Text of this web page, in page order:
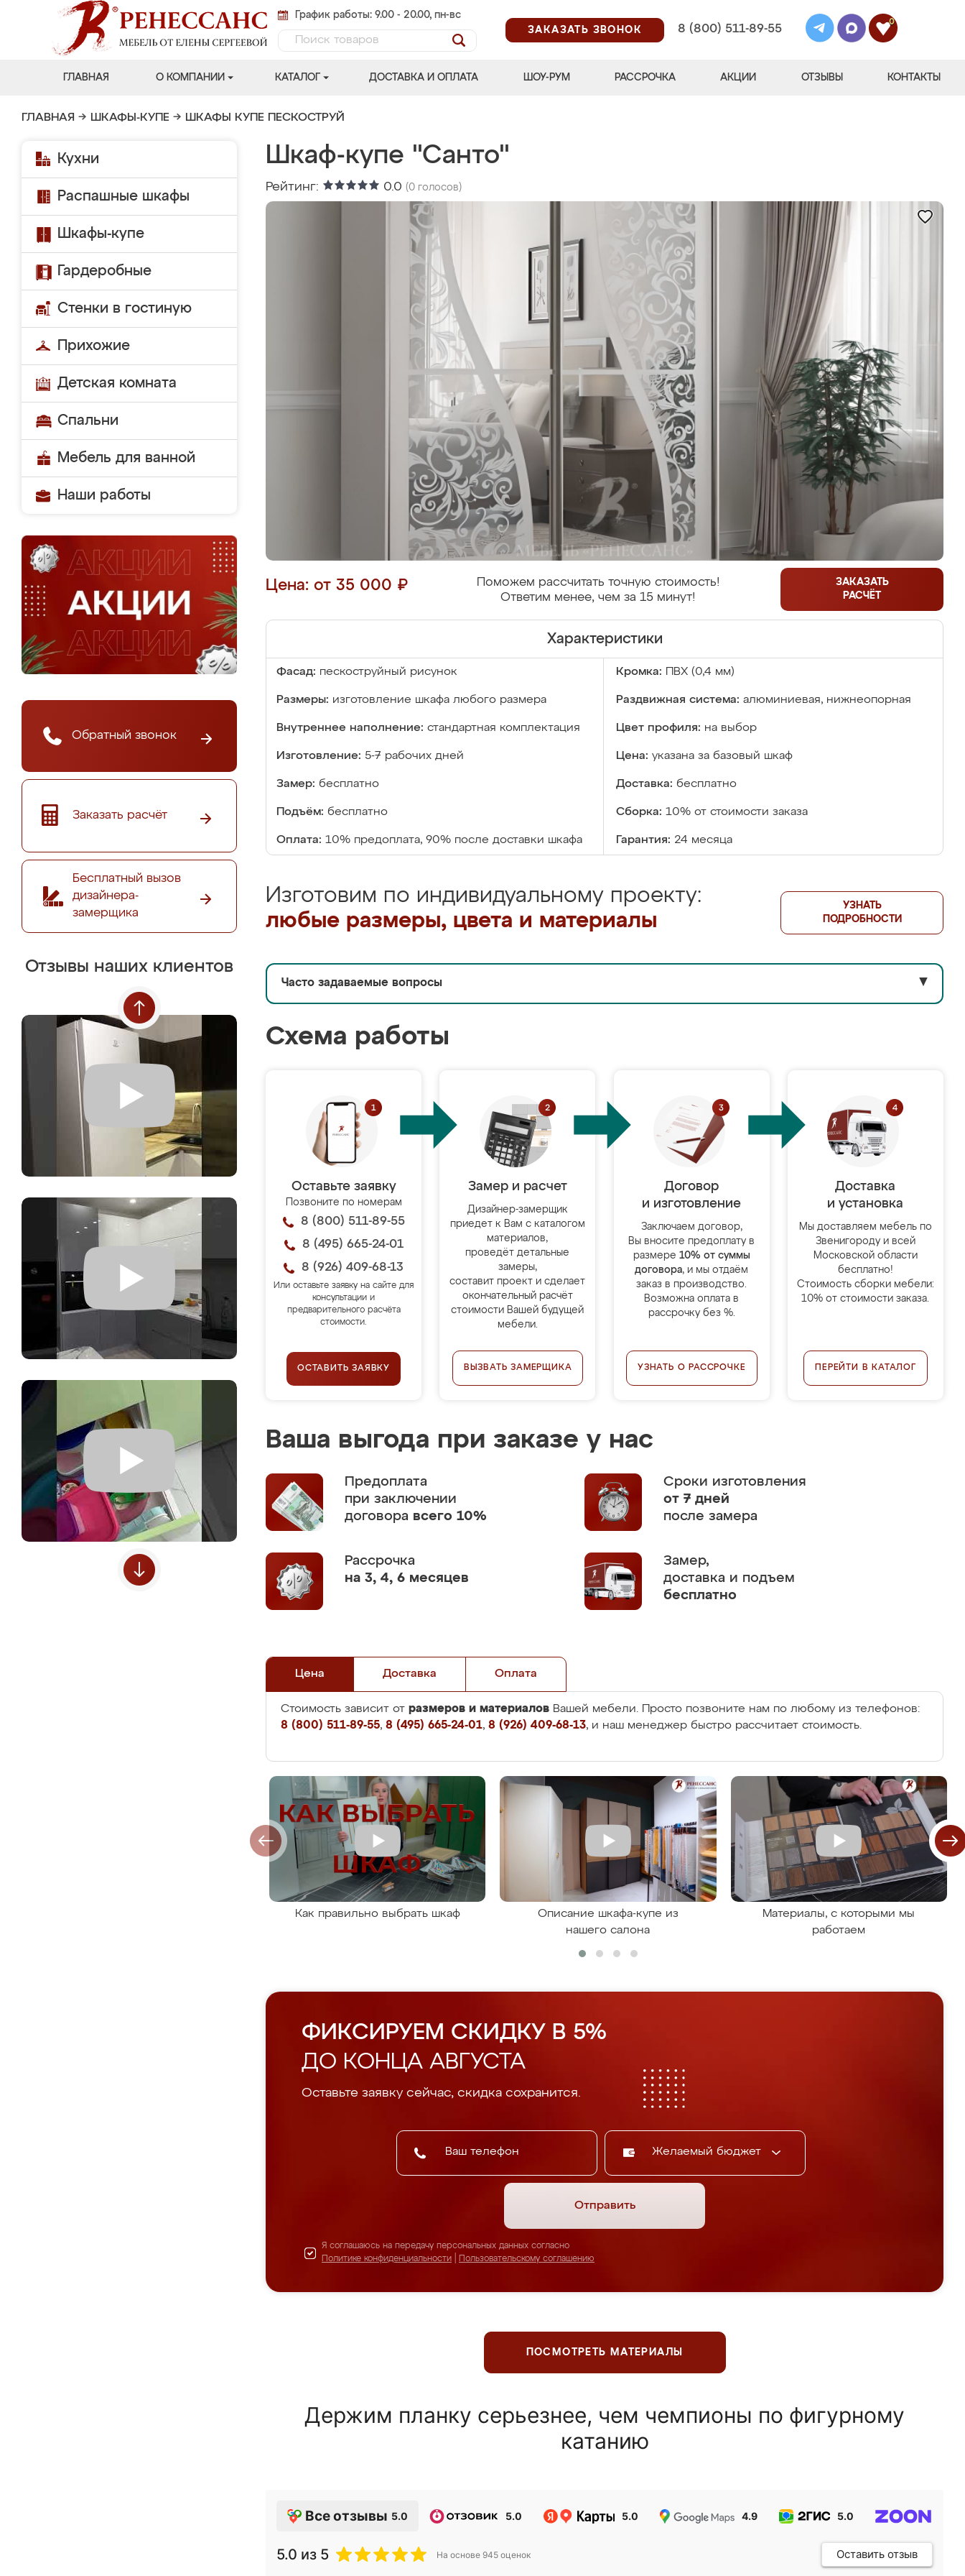
График работы: 9.00 - 20.00, пн-вс
ЗАКАЗАТЬ ЗВОНОК
8 (800) 511-89-55
0
ГЛАВНАЯ О КОМПАНИИ КАТАЛОГ ДОСТАВКА И ОПЛАТА ШОУ-РУМ РАССРОЧКА АКЦИИ ОТЗЫВЫ КОНТАКТЫ
ГЛАВНАЯ → ШКАФЫ-КУПЕ → ШКАФЫ КУПЕ ПЕСКОСТРУЙ
Кухни
Распашные шкафы
Шкафы-купе
Гардеробные
Стенки в гостиную
Прихожие
Детская комната
Спальни
Мебель для ванной
Наши работы
Обратный звонок
Заказать расчёт
Бесплатный вызов
дизайнера-
замерщика
Отзывы наших клиентов
Шкаф-купе "Санто"
Рейтинг: 0.0 (0 голосов)
Цена: от 35 000 ₽
Поможем рассчитать точную стоимость!
Ответим менее, чем за 15 минут!
ЗАКАЗАТЬ
РАСЧЁТ
Характеристики
Фасад: пескоструйный рисунок Кромка: ПВХ (0,4 мм)
Размеры: изготовление шкафа любого размера Раздвижная система: алюминиевая, нижнеопорная
Внутреннее наполнение: стандартная комплектация Цвет профиля: на выбор
Изготовление: 5-7 рабочих дней Цена: указана за базовый шкаф
Замер: бесплатно Доставка: бесплатно
Подъём: бесплатно Сборка: 10% от стоимости заказа
Оплата: 10% предоплата, 90% после доставки шкафа Гарантия: 24 месяца
Изготовим по индивидуальному проекту:
любые размеры, цвета и материалы
УЗНАТЬ
ПОДРОБНОСТИ
Часто задаваемые вопросы ▼
Схема работы
Оставьте заявку
Позвоните по номерам
8 (800) 511-89-55
8 (495) 665-24-01
8 (926) 409-68-13
Или оставьте заявку на сайте для
консультации и
предварительного расчёта
стоимости.
ОСТАВИТЬ ЗАЯВКУ
Замер и расчет
Дизайнер-замерщик
приедет к Вам с каталогом
материалов,
проведёт детальные
замеры,
составит проект и сделает
окончательный расчёт
стоимости Вашей будущей
мебели.
ВЫЗВАТЬ ЗАМЕРЩИКА
Договор
и изготовление
Заключаем договор,
Вы вносите предоплату в
размере 10% от суммы
договора, и мы отдаём
заказ в производство.
Возможна оплата в
рассрочку без %.
УЗНАТЬ О РАССРОЧКЕ
Доставка
и установка
Мы доставляем мебель по
Звенигороду и всей
Московской области
бесплатно!
Стоимость сборки мебели:
10% от стоимости заказа.
ПЕРЕЙТИ В КАТАЛОГ
Ваша выгода при заказе у нас
Предоплата
при заключении
договора всего 10%
Сроки изготовления
от 7 дней
после замера
Рассрочка
на 3, 4, 6 месяцев
Замер,
доставка и подъем
бесплатно
Цена Доставка Оплата
Стоимость зависит от размеров и материалов Вашей мебели. Просто позвоните нам по любому из телефонов:
8 (800) 511-89-55, 8 (495) 665-24-01, 8 (926) 409-68-13, и наш менеджер быстро рассчитает стоимость.
Как правильно выбрать шкаф
Описание шкафа-купе из
нашего салона
Материалы, с которыми мы
работаем
ФИКСИРУЕМ СКИДКУ В 5%
ДО КОНЦА АВГУСТА
Оставьте заявку сейчас, скидка сохранится.
Желаемый бюджет
Отправить
Я соглашаюсь на передачу персональных данных согласно
Политике конфиденциальности
Пользовательскому соглашению
ПОСМОТРЕТЬ МАТЕРИАЛЫ
Держим планку серьезнее, чем чемпионы по фигурному
катанию
Все отзывы 5.0 5.0 5.0 4.9 5.0
5.0 из 5 На основе 945 оценок Оставить отзыв